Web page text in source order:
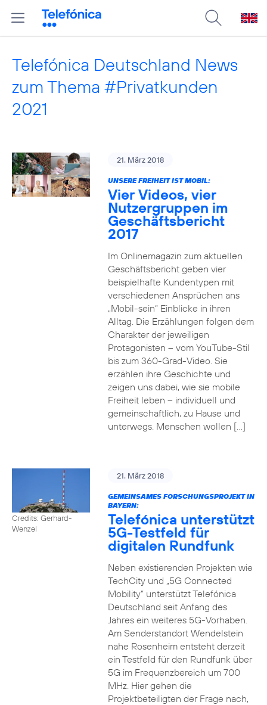
Telefónica Deutschland News
zum Thema #Privatkunden
2021
21. März 2018
UNSERE FREIHEIT IST MOBIL:
Vier Videos, vier
Nutzergruppen im
Geschäftsbericht
2017
Im Onlinemagazin zum aktuellen
Geschäftsbericht geben vier
beispielhafte Kundentypen mit
verschiedenen Ansprüchen ans
„Mobil-sein“ Einblicke in ihren
Alltag. Die Erzählungen folgen dem
Charakter der jeweiligen
Protagonisten – vom YouTube-Stil
bis zum 360-Grad-Video. Sie
erzählen ihre Geschichte und
zeigen uns dabei, wie sie mobile
Freiheit leben – individuell und
gemeinschaftlich, zu Hause und
unterwegs. Menschen wollen […]
Credits: Gerhard-
Wenzel
21. März 2018
GEMEINSAMES FORSCHUNGSPROJEKT IN
BAYERN:
Telefónica unterstützt
5G-Testfeld für
digitalen Rundfunk
Neben existierenden Projekten wie
TechCity und „5G Connected
Mobility“ unterstützt Telefónica
Deutschland seit Anfang des
Jahres ein weiteres 5G-Vorhaben.
Am Senderstandort Wendelstein
nahe Rosenheim entsteht derzeit
ein Testfeld für den Rundfunk über
5G im Frequenzbereich um 700
MHz. Hier gehen die
Projektbeteiligten der Frage nach,